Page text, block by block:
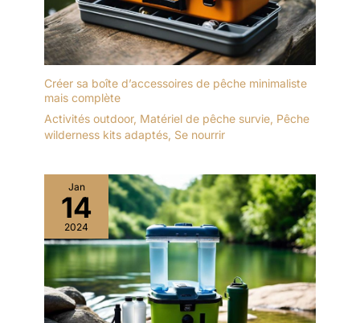
Créer sa boîte d’accessoires de pêche minimaliste
mais complète
Activités outdoor, Matériel de pêche survie, Pêche
wilderness kits adaptés, Se nourrir
Jan
14
2024